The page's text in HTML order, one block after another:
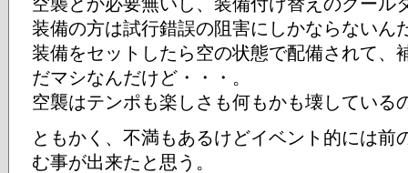
装備の方は試行錯誤の阻害にしかならないん
装備をセットしたら空の状態で配備されて、
だマシなんだけど・・・。
空襲はテンポも楽しさも何もかも壊している
ともかく、不満もあるけどイベント的には前
む事が出来たと思う。